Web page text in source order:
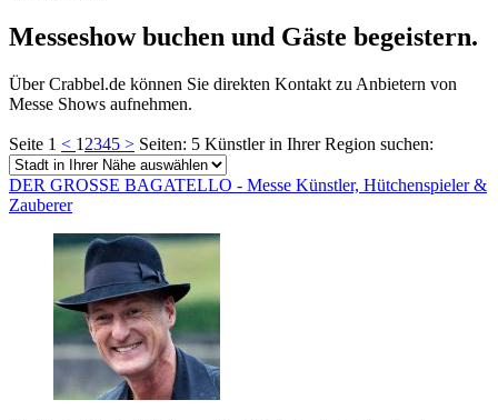
Messeshow buchen und Gäste begeistern.
Über Crabbel.de können Sie direkten Kontakt zu Anbietern von
Messe Shows aufnehmen.
Seite 1 < 1 2345 > Seiten: 5 Künstler in Ihrer Region suchen:
DER GROSSE BAGATELLO - Messe Künstler, Hütchenspieler &
Zauberer